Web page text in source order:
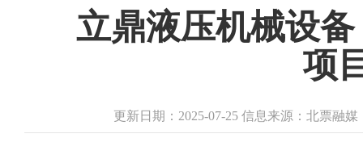
立鼎液压机械设
项
更新日期：2025-07-25 信息来源：北票融